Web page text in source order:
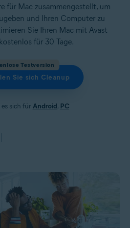
für Mac zusammengestellt, um
und Ihren Computer zu
Sie Ihren Mac mit Avast
für 30 Tage.
Testversion
Sie sich Cleanup
es sich fürAndroid, PC